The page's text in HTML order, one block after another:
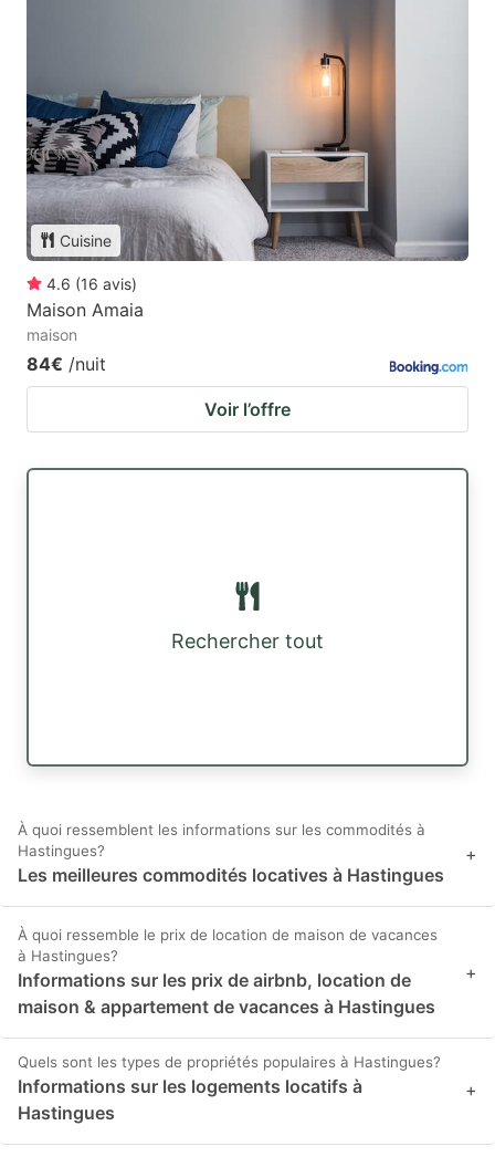
Cuisine
4.6 (16 avis)
Maison Amaia
maison
84€ /nuit
Voir l’offre
Rechercher tout
À quoi ressemblent les informations sur les commodités à
Hastingues?
Les meilleures commodités locatives à Hastingues
+
À quoi ressemble le prix de location de maison de vacances
à Hastingues?
Informations sur les prix de airbnb, location de
maison & appartement de vacances à Hastingues
+
Quels sont les types de propriétés populaires à Hastingues?
Informations sur les logements locatifs à
Hastingues
+